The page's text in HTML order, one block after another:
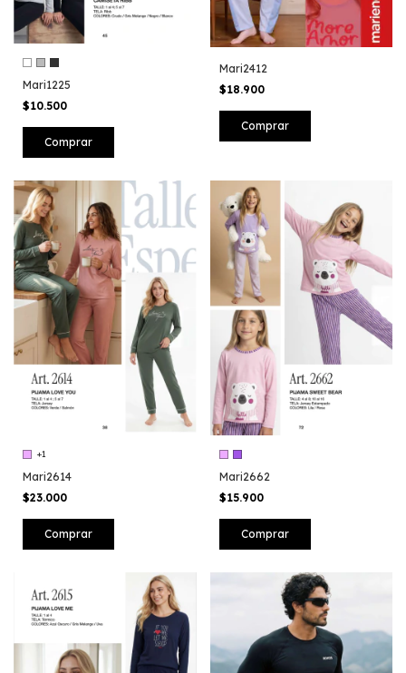
Mari1225
$10.500
Comprar
Mari2412
$18.900
Comprar
+1
Mari2614
$23.000
Comprar
Mari2662
$15.900
Comprar